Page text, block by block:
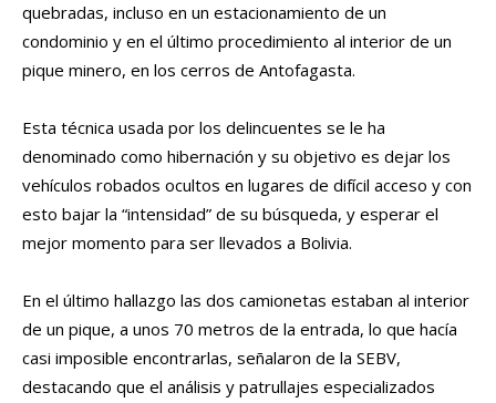
quebradas, incluso en un estacionamiento de un
condominio y en el último procedimiento al interior de un
pique minero, en los cerros de Antofagasta.
Esta técnica usada por los delincuentes se le ha
denominado como hibernación y su objetivo es dejar los
vehículos robados ocultos en lugares de difícil acceso y con
esto bajar la “intensidad” de su búsqueda, y esperar el
mejor momento para ser llevados a Bolivia.
En el último hallazgo las dos camionetas estaban al interior
de un pique, a unos 70 metros de la entrada, lo que hacía
casi imposible encontrarlas, señalaron de la SEBV,
destacando que el análisis y patrullajes especializados